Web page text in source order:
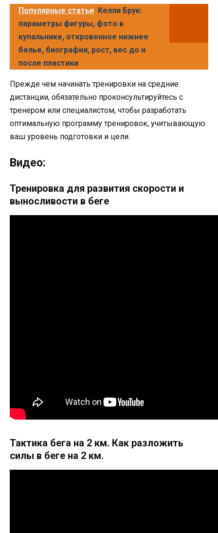
Популярные статьи Келли Брук:
параметры фигуры, фото в
купальнике, откровенное нижнее
белье, биография, рост, вес до и
после пластики
Прежде чем начинать тренировки на средние
дистанции, обязательно проконсультируйтесь с
тренером или специалистом, чтобы разработать
оптимальную программу тренировок, учитывающую
ваш уровень подготовки и цели.
Видео:
Тренировка для развития скорости и
выносливости в беге
Тактика бега на 2 км. Как разложить
силы в беге на 2 км.